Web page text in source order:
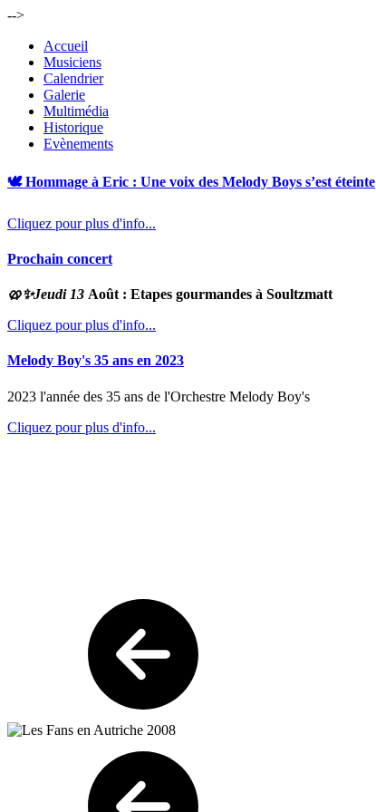
-->
Accueil
Musiciens
Calendrier
Galerie
Multimédia
Historique
Evènements
🕊️ Hommage à Eric : Une voix des Melody Boys s’est éteinte
Cliquez pour plus d'info...
Prochain concert
🥨✨Jeudi 13 Août : Etapes gourmandes à Soultzmatt
Cliquez pour plus d'info...
Melody Boy's 35 ans en 2023
2023 l'année des 35 ans de l'Orchestre Melody Boy's
Cliquez pour plus d'info...